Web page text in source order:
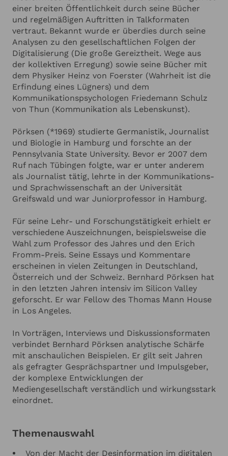
Diskussionsformaten verbindet Bernhard Pörksen
analytische Schärfe mit anschaulichen Beispielen.
Er gilt seit Jahren als gefragter Gesprächspartner
und Impulsgeber, der komplexe Entwicklungen der
Mediengesellschaft verständlich und wirkungsstark
einordnet.
einer breiten Öffentlichkeit durch seine Bücher
und regelmäßigen Auftritten in Talkformaten
vertraut. Bekannt wurde er überdies durch seine
Analysen zu den gesellschaftlichen Folgen der
Digitalisierung (Die große Gereiztheit. Wege aus
der kollektiven Erregung) sowie seine Bücher mit
dem Physiker Heinz von Foerster (Wahrheit ist die
Erfindung eines Lügners) und dem
Kommunikationspsychologen Friedemann Schulz
von Thun (Kommunikation als Lebenskunst).
Pörksen (*1969) studierte Germanistik, Journalist
und Biologie in Hamburg und forschte an der
Pennsylvania State University. Bevor er 2007 dem
Ruf nach Tübingen folgte, war er unter anderem
als Journalist tätig, lehrte in der Kommunikations-
und Sprachwissenschaft an der Universität
Greifswald und war Juniorprofessor in Hamburg.
Für seine Lehr- und Forschungstätigkeit erhielt er
verschiedene Auszeichnungen, beispielsweise die
Wahl zum Professor des Jahres und den Erich
Fromm-Preis. Seine Essays und Kommentare
erscheinen in vielen Zeitungen in Deutschland,
Österreich und der Schweiz. Bernhard Pörksen hat
in den letzten Jahren intensiv im Silicon Valley
geforscht. Er war Fellow des Thomas Mann House
in Los Angeles.
In Vorträgen, Interviews und Diskussionsformaten
verbindet Bernhard Pörksen analytische Schärfe
mit anschaulichen Beispielen. Er gilt seit Jahren
als gefragter Gesprächspartner und Impulsgeber,
der komplexe Entwicklungen der
Mediengesellschaft verständlich und wirkungsstark
einordnet.
Themenauswahl
Von der Macht der Desinformation im digitalen
ANGABEN ZU IHRER VERANSTALTUNG Hinzufügen
Ich habe dieDatenschutzerklärungzur Kenntnis genommen.
Ich stimme zu, dass meine Angaben zur Kontaktaufnahme
und für Rückfragen dauerhaft gespeichert werden.*
Ich möchte in regelmässigen Abständen mit dem LSB
Newsletter über Neuigkeiten informiert werden (Das
Newsletter-Abonnement kann jederzeit beendet werden).
Mehr dazu finden Sie in unsererDatenschutzerklärung
Abbrechen